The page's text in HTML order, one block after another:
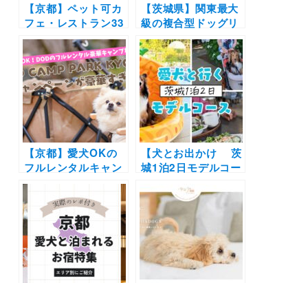
【京都】ペット可カ
フェ・レストラン33
選！店内OKの和菓
子店やドッグラン付
きのカフェまとめ｜
実際のおでかけレポ
ート付き
【茨城県】関東最大
級の複合型ドッグリ
ゾート「Grande
Private Dog
Resort Hitachi」4
月27日オープン！大
型犬OK＆日帰りド
ッグランも
【京都】愛犬OKの
フルレンタルキャン
プ場「DOD CAMP
PARK KYOTO」の
秋キャンペーンが豪
華すぎる！！無料ご
招待券が当たるSNS
プレゼント企画もお
見逃しなく
【犬とお出かけ 茨
城1泊2日モデルコー
宿を拠点にカフェ巡
りを満喫！tama海
terrasse～フォレス
トパーク メロンの森
～Grande Private
Dog Resort